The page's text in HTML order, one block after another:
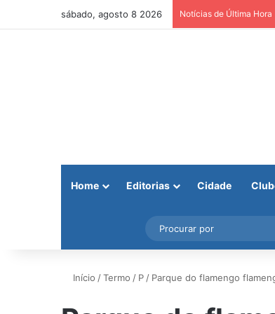
sábado, agosto 8 2026 Notícias de Última Hora
Home Editorias Cidade
Instagram
Barra Lateral
Início /Termo / P / Parque do flamengo